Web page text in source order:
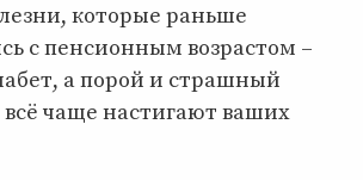
которые раньше
с пенсионным возрастом –
а порой и страшный
всё чаще настигают ваших